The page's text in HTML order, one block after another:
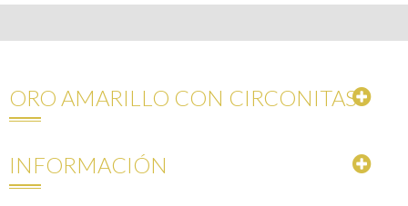
ORO AMARILLO CON CIRCONITAS
INFORMACIÓN